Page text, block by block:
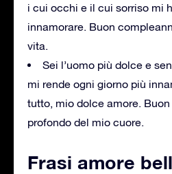
i cui occhi e il cui sorriso mi
innamorare. Buon
vita.
Sei l’uomo più dolce e
mi rende ogni giorno più
tutto, mio dolce amore.
profondo del mio cuore.
Frasi amore